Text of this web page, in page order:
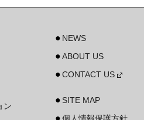
ン
NEWS
ABOUT US
CONTACT US
SITE MAP